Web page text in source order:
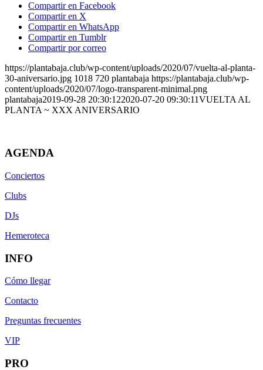
Compartir en Facebook
Compartir en X
Compartir en WhatsApp
Compartir en Tumblr
Compartir por correo
https://plantabaja.club/wp-content/uploads/2020/07/vuelta-al-planta-
30-aniversario.jpg 1018 720 plantabaja https://plantabaja.club/wp-
content/uploads/2020/07/logo-transparent-minimal.png
plantabaja2019-09-28 20:30:122020-07-20 09:30:11VUELTA AL
PLANTA ~ XXX ANIVERSARIO
AGENDA
Conciertos
Clubs
DJs
Hemeroteca
INFO
Cómo llegar
Contacto
Preguntas frecuentes
VIP
PRO